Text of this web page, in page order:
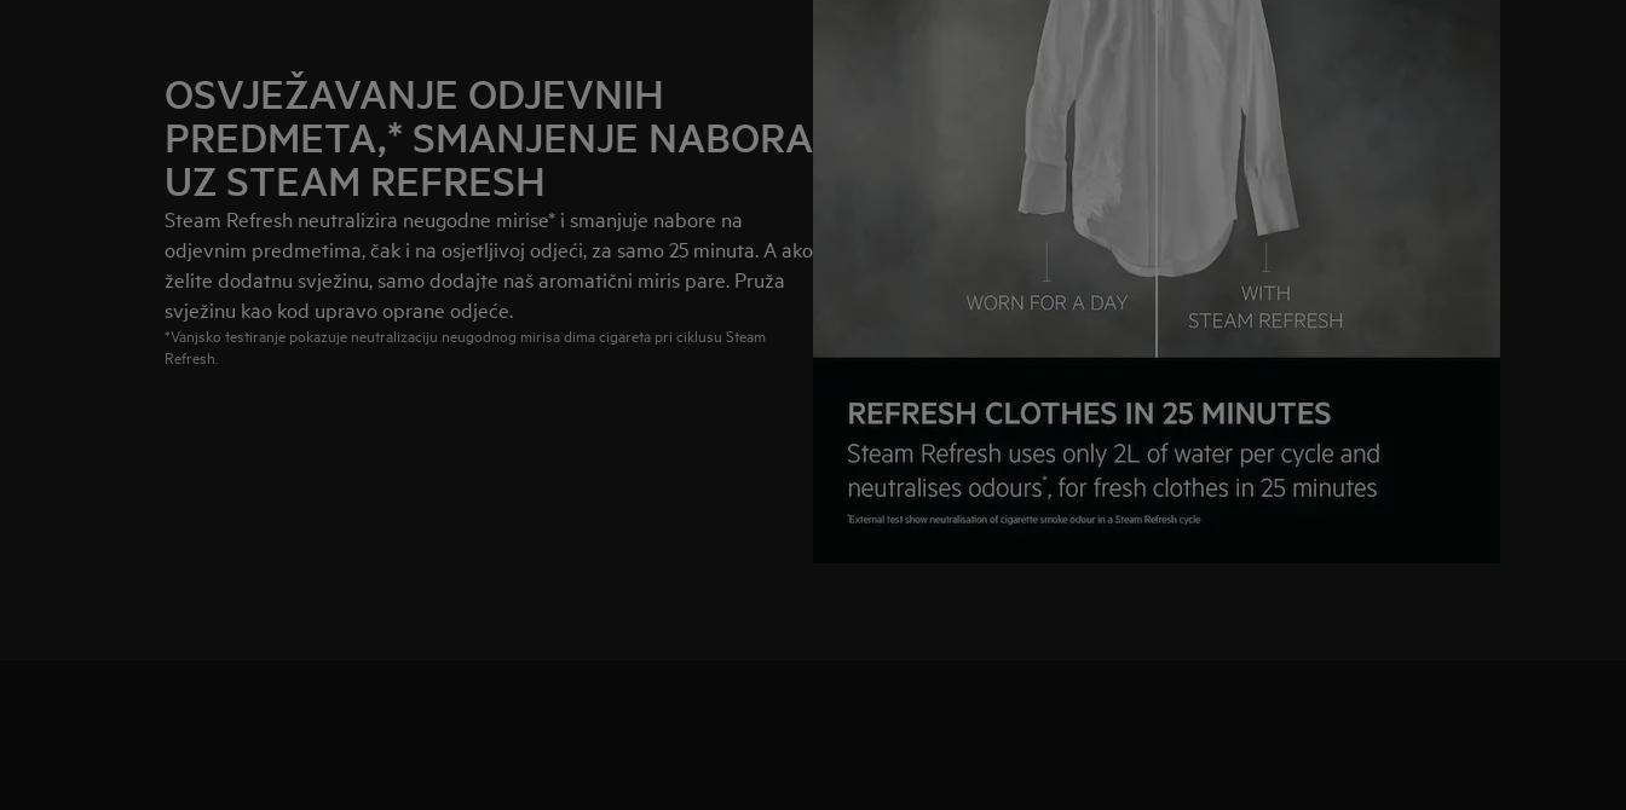
OSVJEŽAVANJE ODJEVNIH
PREDMETA,* SMANJENJE NABORA
UZ STEAM REFRESH
Steam Refresh neutralizira neugodne mirise* i smanjuje nabore na
odjevnim predmetima, čak i na osjetljivoj odjeći, za samo 25 minuta. A ako
želite dodatnu svježinu, samo dodajte naš aromatični miris pare. Pruža
svježinu kao kod upravo oprane odjeće.
*Vanjsko testiranje pokazuje neutralizaciju neugodnog mirisa dima cigareta pri ciklusu Steam
Refresh.